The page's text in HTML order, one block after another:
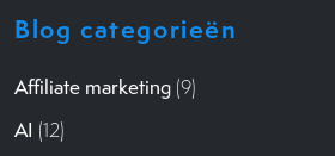
Blog categorieën
Affiliate marketing (9)
AI (12)